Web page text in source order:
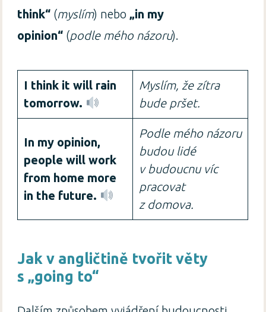
think“ (myslím) nebo „in my
opinion“ (podle mého názoru).
I think it will rain
tomorrow.
Myslím, že zítra
bude pršet.
In my opinion,
people will work
from home more
in the future.
Podle mého názoru
budou lidé
v budoucnu víc
pracovat
z domova.
Jak v angličtině tvořit věty
s „going to“